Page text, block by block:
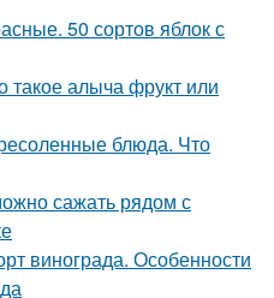
50 сортов яблок с
алыча фрукт или
блюда. Что
сажать рядом с
винограда. Особенности